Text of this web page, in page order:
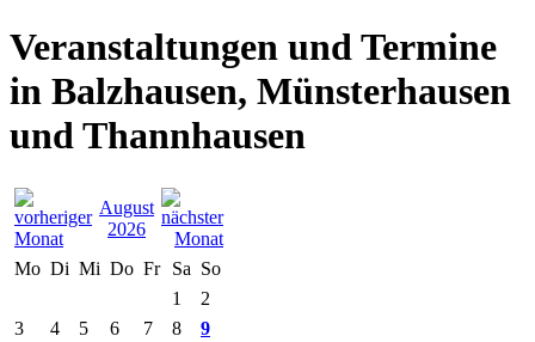
Veranstaltungen und Termine
in Balzhausen, Münsterhausen
und Thannhausen
August
2026
Mo Di Mi Do Fr Sa So
1
2
3
4 5 6 7 8
9